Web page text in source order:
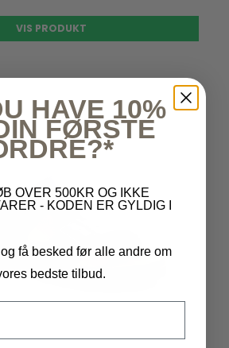
VIS PRODUKT
HAVE 10%
FØRSTE
OVER 500KR OG IKKE
- KODEN ER GYLDIG I
få besked før alle andre om
bedste tilbud.